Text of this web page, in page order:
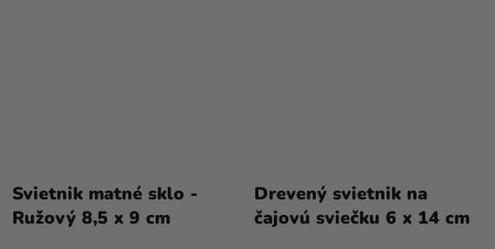
Svietnik matné sklo -
Ružový 8,5 x 9 cm
Drevený svietnik na
čajovú sviečku 6 x 14 cm